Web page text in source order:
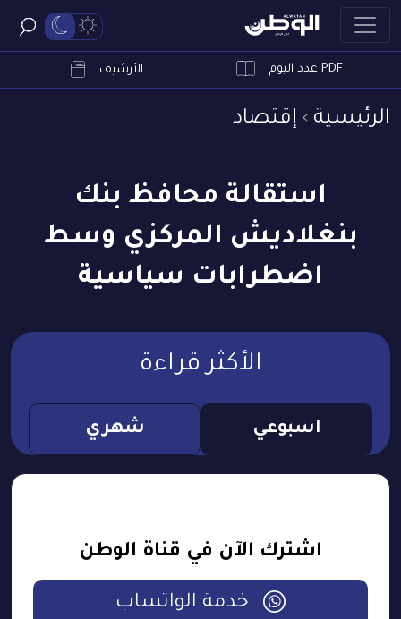
PDF عدد اليوم الأرشيف
الرئيسية إقتصاد
استقالة محافظ بنك
بنغلاديش المركزي وسط
اضطرابات سياسية
الأكثر قراءة
اسبوعي شهري
اشترك الآن في قناة الوطن
خدمة الواتساب